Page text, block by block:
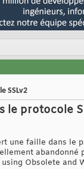
SSLv2
le protocole
une faille dans le
abandonné
Obsolete and